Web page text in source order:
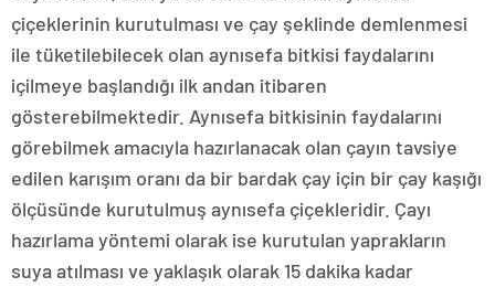
çiçeklerinin kurutulması ve çay şeklinde demlenmesi
ile tüketilebilecek olan aynısefa bitkisi faydalarını
içilmeye başlandığı ilk andan itibaren
gösterebilmektedir. Aynısefa bitkisinin faydalarını
görebilmek amacıyla hazırlanacak olan çayın tavsiye
edilen karışım oranı da bir bardak çay için bir çay kaşığı
ölçüsünde kurutulmuş aynısefa çiçekleridir. Çayı
hazırlama yöntemi olarak ise kurutulan yaprakların
suya atılması ve yaklaşık olarak 15 dakika kadar